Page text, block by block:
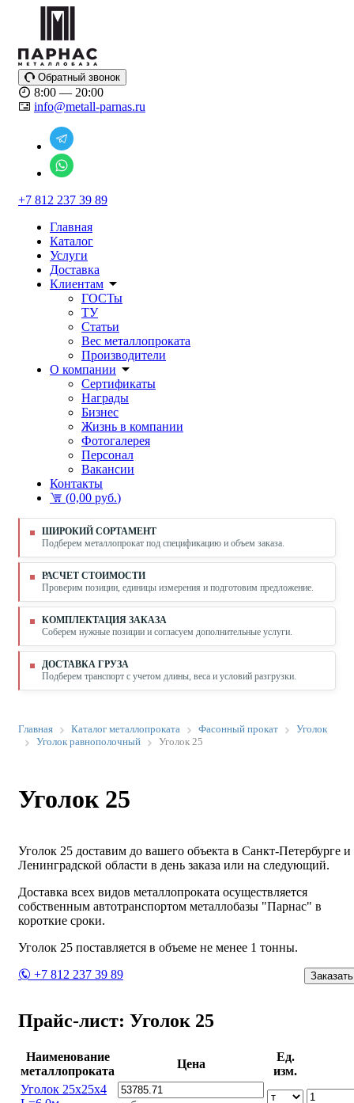
Обратный звонок
8:00 — 20:00
info@metall-parnas.ru
+7 812 237 39 89
Главная
Каталог
Услуги
Доставка
Клиентам
ГОСТы
ТУ
Статьи
Вес металлопроката
Производители
О компании
Сертификаты
Награды
Бизнес
Жизнь в компании
Фотогалерея
Персонал
Вакансии
Контакты
(0,00 руб.)
ШИРОКИЙ СОРТАМЕНТ
Подберем металлопрокат под спецификацию и объем заказа.
РАСЧЕТ СТОИМОСТИ
Проверим позиции, единицы измерения и подготовим предложение.
КОМПЛЕКТАЦИЯ ЗАКАЗА
Соберем нужные позиции и согласуем дополнительные услуги.
ДОСТАВКА ГРУЗА
Подберем транспорт с учетом длины, веса и условий разгрузки.
Главная Каталог металлопроката Фасонный прокат
Уголок
Уголок равнополочный
Уголок 25
Уголок 25
Уголок 25 доставим до вашего объекта в Санкт-Петербурге и
Ленинградской области в день заказа или на следующий.
Доставка всех видов металлопроката осуществляется
собственным автотранспортом металлобазы "Парнас" в
короткие сроки.
Уголок 25 поставляется в объеме не менее 1 тонны.
+7 812 237 39 89
Заказать
Прайс-лист: Уголок 25
Наименование
металлопроката
Цена
Ед.
изм.
Уголок 25х25х4